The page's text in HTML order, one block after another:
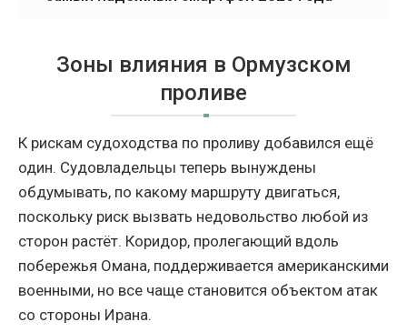
Зоны влияния в Ормузском
проливе
К рискам судоходства по проливу добавился ещё
один. Судовладельцы теперь вынуждены
обдумывать, по какому маршруту двигаться,
поскольку риск вызвать недовольство любой из
сторон растёт. Коридор, пролегающий вдоль
побережья Омана, поддерживается американскими
военными, но все чаще становится объектом атак
со стороны Ирана.